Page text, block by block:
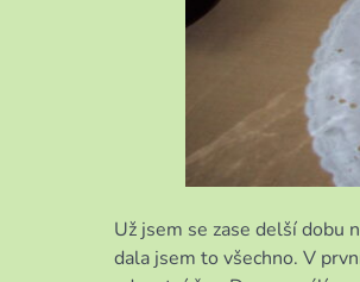
Už jsem se zase delší dobu
dala jsem to všechno. V